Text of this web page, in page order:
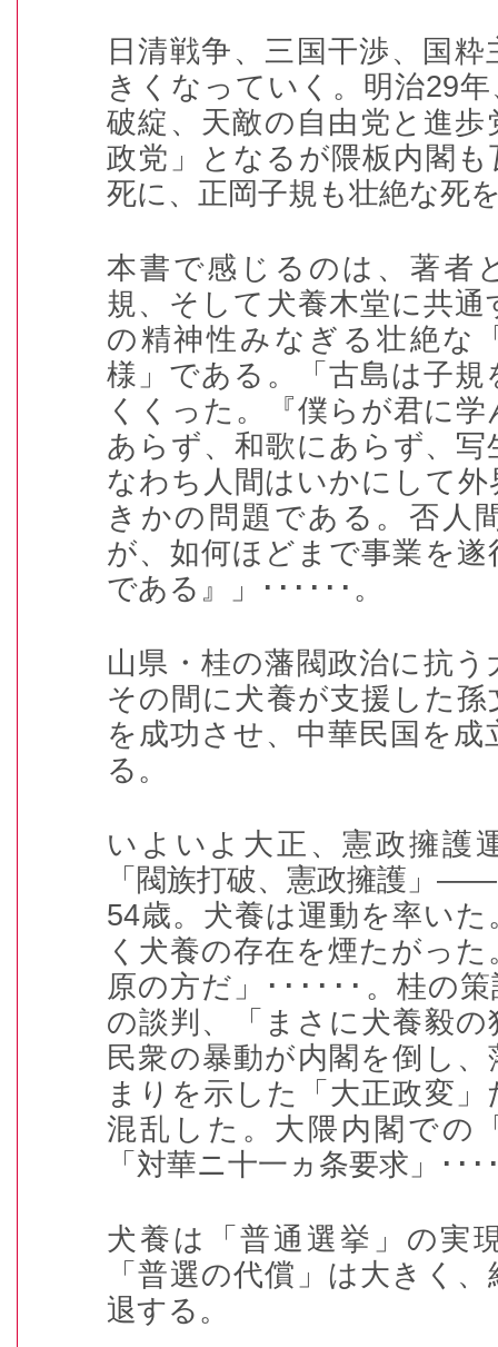
日清戦争、三国干渉、国
きくなっていく。明治29年
破綻、天敵の自由党と進
政党」となるが隈板内閣
死に、正岡子規も壮絶な死
本書で感じるのは、著者
規、そして犬養木堂に共
の精神性みなぎる壮絶な
様」である。「古島は子
くくった。『僕らが君に
あらず、和歌にあらず、
なわち人間はいかにして
きかの問題である。否人
が、如何ほどまで事業を
である』」
･･････ 。
山県・桂の藩閥政治に抗
その間に犬養が支援した
を成功させ、中華民国を
る。
いよいよ大正、憲政擁護
「閥族打破、憲政擁護」
54歳。犬養は運動を率い
く犬養の存在を煙たがっ
原の方だ」
･･････ 。桂の
の談判、「まさに犬養毅
民衆の暴動が内閣を倒し
まりを示した「大正政変
混乱した。大隈内閣での
「対華ニ十一ヵ条要求」
･･･
犬養は「普通選挙」の実
「普選の代償」は大きく
退する。